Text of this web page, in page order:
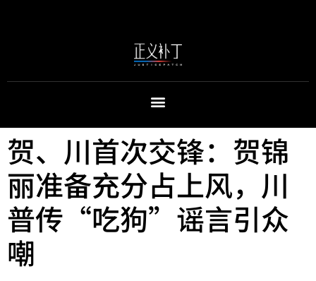
贺、川首次交锋：贺锦
丽准备充分占上风，川
普传“吃狗”谣言引众
嘲